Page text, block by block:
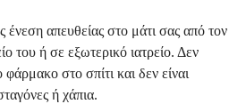
απευθείας στο μάτι σας από τον
του ή σε εξωτερικό ιατρείο. Δεν
στο σπίτι και δεν είναι
ή χάπια.